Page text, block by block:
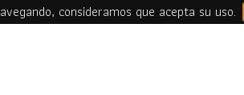
consideramos que acepta su uso.